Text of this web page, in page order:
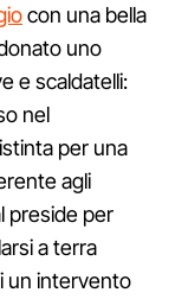
con una bella
uno
e scaldatelli:
nel
per una
agli
preside per
a terra
un intervento